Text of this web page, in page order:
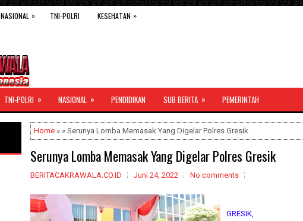
NASIONAL » TNI-POLRI KESEHATAN »
TNI-POLRI » NASIONAL » PENDIDIKAN SUB BERITA » PEMERINTAH
Home » » Serunya Lomba Memasak Yang Digelar Polres Gresik
Serunya Lomba Memasak Yang Digelar Polres Gresik
BERITACAKRAWALA.CO.ID Juni 24, 2022 No comments
GRESIK,